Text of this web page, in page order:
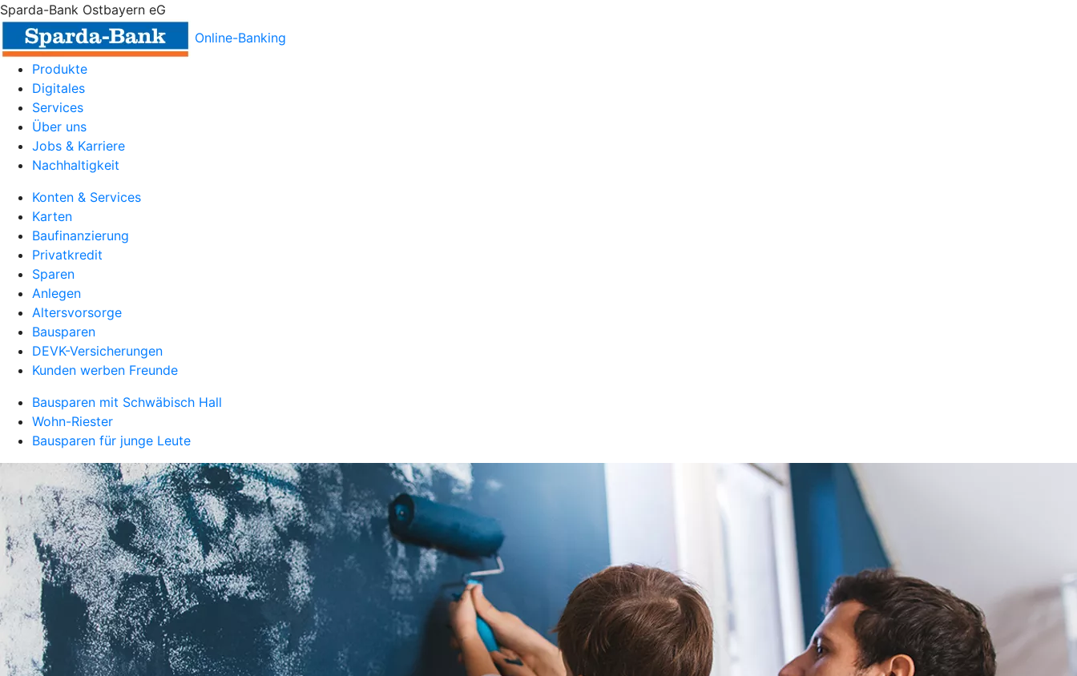
Sparda-Bank Ostbayern eG
Online-Banking
Produkte
Digitales
Services
Über uns
Jobs & Karriere
Nachhaltigkeit
Konten & Services
Karten
Baufinanzierung
Privatkredit
Sparen
Anlegen
Altersvorsorge
Bausparen
DEVK-Versicherungen
Kunden werben Freunde
Bausparen mit Schwäbisch Hall
Wohn-Riester
Bausparen für junge Leute